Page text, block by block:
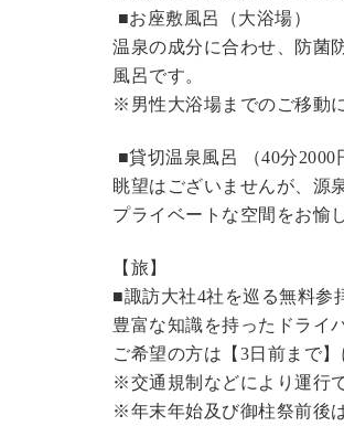
■お座敷風呂（大浴場）
温泉の成分に合わせ、防菌
風呂です。
※男性大浴場までのご移動
■貸切温泉風呂 （40分2000
眺望はございませんが、源
プライベートな空間をお愉
【旅】
■諏訪大社4社を巡る無料参
豊富な知識を持ったドライ
ご希望の方は【3日前まで】
※交通規制などにより運行
※年末年始及び御柱祭前後